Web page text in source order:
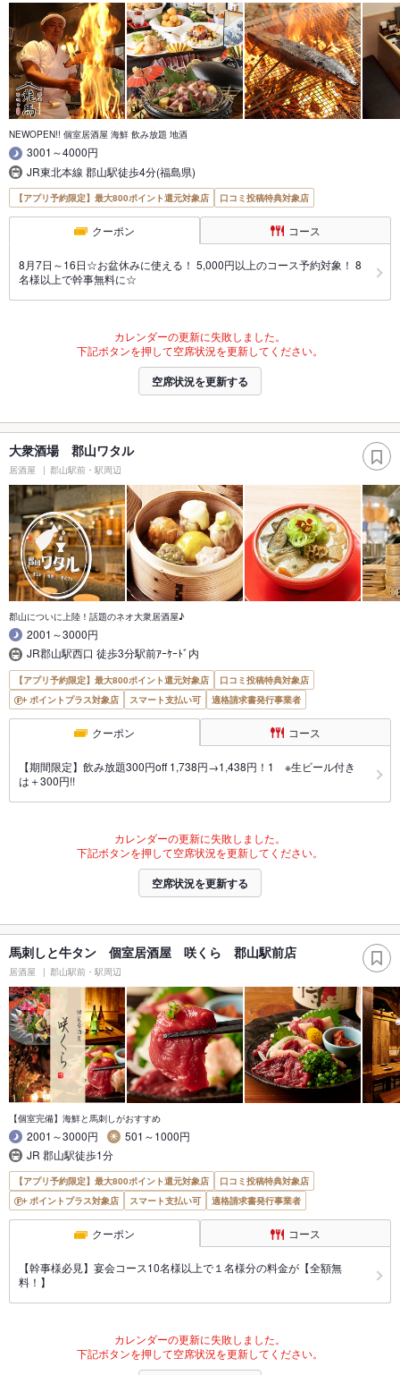
NEWOPEN!! 個室居酒屋 海鮮 飲み放題 地酒
3001～4000円
JR東北本線 郡山駅徒歩4分(福島県)
【アプリ予約限定】最大800ポイント還元対象店 口コミ投稿特典対象店
クーポン コース
8月7日～16日☆お盆休みに使える！ 5,000円以上のコース予約対象！ 8
名様以上で幹事無料に☆
カレンダーの更新に失敗しました。
下記ボタンを押して空席状況を更新してください。
空席状況を更新する
大衆酒場 郡山ワタル
居酒屋 郡山駅前・駅周辺
郡山についに上陸！話題のネオ大衆居酒屋♪
2001～3000円
JR郡山駅西口 徒歩3分駅前ｱｰｹｰﾄﾞ内
【アプリ予約限定】最大800ポイント還元対象店
口コミ投稿特典対象店
ポイントプラス対象店
スマート支払い可 適格請求書発行事業者
クーポン コース
【期間限定】飲み放題300円off 1,738円→1,438円！1 ※生ビール付き
は＋300円!!
カレンダーの更新に失敗しました。
下記ボタンを押して空席状況を更新してください。
空席状況を更新する
馬刺しと牛タン 個室居酒屋 咲くら 郡山駅前店
居酒屋 郡山駅前・駅周辺
【個室完備】海鮮と馬刺しがおすすめ
2001～3000円
501～1000円
JR 郡山駅徒歩1分
【アプリ予約限定】最大800ポイント還元対象店
口コミ投稿特典対象店
ポイントプラス対象店
スマート支払い可 適格請求書発行事業者
クーポン コース
【幹事様必見】宴会コース10名様以上で１名様分の料金が【全額無
料！】
カレンダーの更新に失敗しました。
下記ボタンを押して空席状況を更新してください。